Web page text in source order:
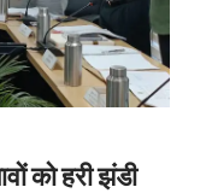
को हरी झंडी